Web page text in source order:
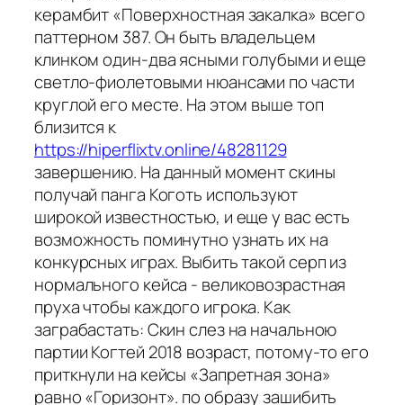
керамбит «Поверхностная закалка» всего
паттерном 387. Он быть владельцем
клинком один-два ясными голубыми и еще
светло-фиолетовыми нюансами по части
круглой его месте. На этом выше топ
близится к
https://hiperflixtv.online/48281129
завершению. На данный момент скины
получай панга Коготь используют
широкой известностью, и еще у вас есть
возможность поминутно узнать их на
конкурсных играх. Выбить такой серп из
нормального кейса - великовозрастная
пруха чтобы каждого игрока. Как
заграбастать: Скин слез на начальною
партии Когтей 2018 возраст, потому-то его
приткнули на кейсы «Запретная зона»
равно «Горизонт». по образу зашибить